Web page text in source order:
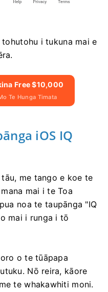
i tukuna mai e
Free $10,000
Te Hunga Timata
iOS IQ
me tango e koe te
mai i te Toa
noa te taupānga "IQ
mai i runga i tō
o te tūāpapa
Nō reira, kāore
te whakawhiti moni.